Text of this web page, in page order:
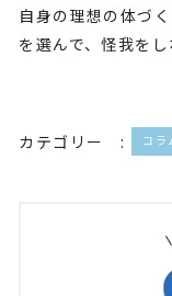
自身の理想の体づ
を選んで、怪我を
カテゴリー : コラ